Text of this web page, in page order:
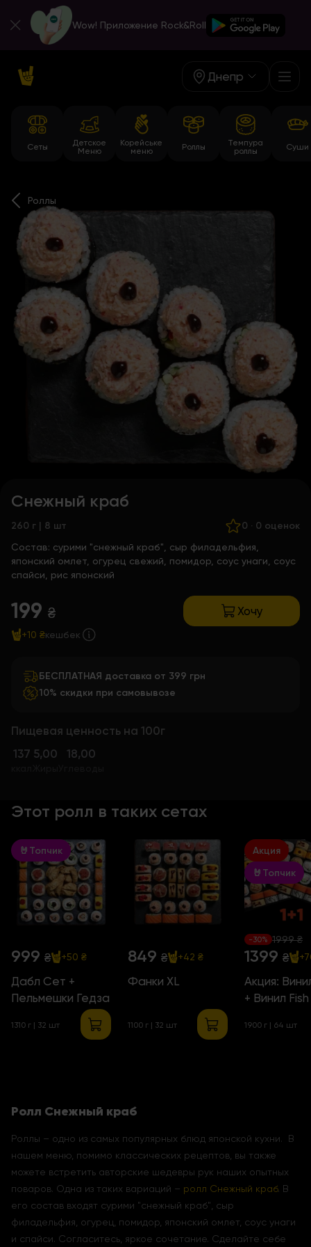
Wow! Приложение Rock&Roll
Днепр
Сеты
Детское
Меню
Корейське
меню
Роллы
Темпура
роллы
Суши
Роллы
Снежный краб
260 г | 8 шт 0 · 0 оценок
Состав: сурими "снежный краб", сыр филадельфия,
японский омлет, огурец свежий, помидор, соус унаги, соус
спайси, рис японский
199 ₴ Хочу
+10 ₴кешбек
БЕСПЛАТНАЯ доставка от 399 грн
10% скидки при самовывозе
Пищевая ценность на 100г
137 5,00 18,00
Этот ролл в таких сетах
🤘Топчик
999 ₴ +50 ₴
Дабл Сет +
Пельмешки Гедза
1310 г | 32 шт
849 ₴ +42 ₴
Фанки XL
1100 г | 32 шт
Акция
🤘Топчик
-30% 1999 ₴
1399 ₴
Акция:
+ Винил Fish
1900 г | 64 шт
Ролл Снежный краб
Роллы – одно из самых популярных блюд японской кухни. В
нашем меню, помимо классических рецептов, вы также
можете встретить авторские шедевры рук наших опытных
поваров. Одна из таких вариаций – ролл Снежный краб. В
его состав входят сурими "снежный краб", сыр
филадельфия, огурец, помидор, японский омлет, соус унаги
и спайси. Согласитесь, яркое сочетание. Сделайте себе